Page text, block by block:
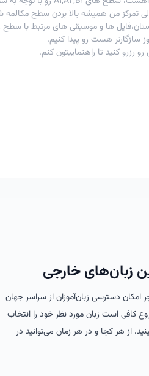
کلاس
تمرکز من همیشه بالا بردن سطح
ها و موسیقی های مرتبط با
هست رو پیدا کنیم.
رزرو کنید تا راهنماییتون کنم.
زبان‌های خارجی
امکان دسترسی زبان‌آموزان از سراسر جهان
کافی است زبان مورد نظر خود را انتخاب
از هر کجا و در هر زمان می‌توانید در